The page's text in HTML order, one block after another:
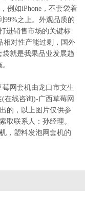
例如iPhone，不套袋着
99%之上。外观品质的
进销售市场的关键标
相对性产能过剩，国外
就是我果品业发展趋
网套机由龙口市文生
在线咨询)-广西草莓网
的，以上图片仅供参
取联系人：孙经理。
，塑料发泡网套机的